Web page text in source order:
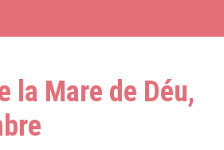
la Mare de Déu,